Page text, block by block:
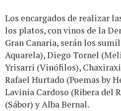
Los encargados de realizar
los platos, con vinos de la
Gran Canaria, serán los
Aquarela), Diego Tornel
Yrisarri (Vinófilos),
Rafael Hurtado (Poemas by
Lavinia Cardoso (Ribera del
(Sábor) y Alba Bernal.